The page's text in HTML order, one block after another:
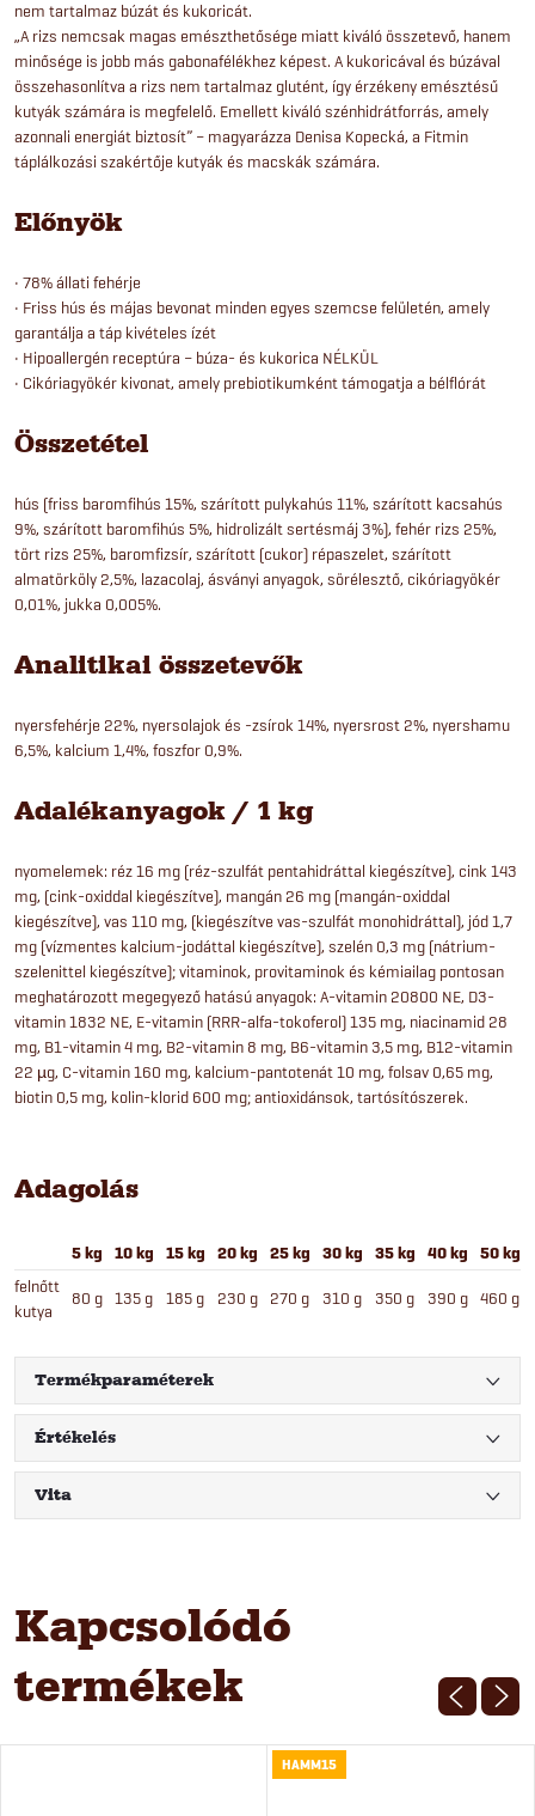
nem tartalmaz búzát és kukoricát.
„A rizs nemcsak magas emészthetősége miatt kiváló összetevő, hanem
minősége is jobb más gabonafélékhez képest. A kukoricával és búzával
összehasonlítva a rizs nem tartalmaz glutént, így érzékeny emésztésű
kutyák számára is megfelelő. Emellett kiváló szénhidrátforrás, amely
azonnali energiát biztosít” – magyarázza Denisa Kopecká, a Fitmin
táplálkozási szakértője kutyák és macskák számára.
Előnyök
• 78% állati fehérje
• Friss hús és májas bevonat minden egyes szemcse felületén, amely
garantálja a táp kivételes ízét
• Hipoallergén receptúra – búza- és kukorica NÉLKÜL
• Cikóriagyökér kivonat, amely prebiotikumként támogatja a bélflórát
Összetétel
hús (friss baromfihús 15%, szárított pulykahús 11%, szárított kacsahús
9%, szárított baromfihús 5%, hidrolizált sertésmáj 3%), fehér rizs 25%,
tört rizs 25%, baromfizsír, szárított (cukor) répaszelet, szárított
almatörköly 2,5%, lazacolaj, ásványi anyagok, sörélesztő, cikóriagyökér
0,01%, jukka 0,005%.
Analitikai összetevők
nyersfehérje 22%, nyersolajok és -zsírok 14%, nyersrost 2%, nyershamu
6,5%, kalcium 1,4%, foszfor 0,9%.
Adalékanyagok / 1 kg
nyomelemek: réz 16 mg (réz-szulfát pentahidráttal kiegészítve), cink 143
mg, (cink-oxiddal kiegészítve), mangán 26 mg (mangán-oxiddal
kiegészítve), vas 110 mg, (kiegészítve vas-szulfát monohidráttal), jód 1,7
mg (vízmentes kalcium-jodáttal kiegészítve), szelén 0,3 mg (nátrium-
szelenittel kiegészítve); vitaminok, provitaminok és kémiailag pontosan
meghatározott megegyező hatású anyagok: A-vitamin 20800 NE, D3-
vitamin 1832 NE, E-vitamin (RRR-alfa-tokoferol) 135 mg, niacinamid 28
mg, B1-vitamin 4 mg, B2-vitamin 8 mg, B6-vitamin 3,5 mg, B12-vitamin
22 µg, C-vitamin 160 mg, kalcium-pantotenát 10 mg, folsav 0,65 mg,
biotin 0,5 mg, kolin-klorid 600 mg; antioxidánsok, tartósítószerek.
Adagolás
5 kg 10 kg 15 kg 20 kg 25 kg 30 kg 35 kg 40 kg 50 kg
felnőtt
kutya
80 g 135 g 185 g 230 g 270 g 310 g 350 g 390 g 460 g
Termékparaméterek
Értékelés
Vita
Kapcsolódó
termékek
HAMM15